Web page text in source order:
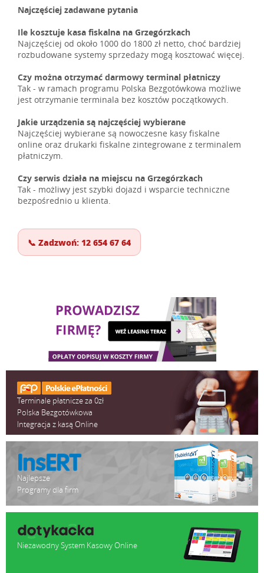
Najczęściej zadawane pytania
Ile kosztuje kasa fiskalna na Grzegórzkach
Najczęściej od około 1000 do 1800 zł netto, choć bardziej
rozbudowane systemy sprzedaży mogą kosztować więcej.
Czy można otrzymać darmowy terminal płatniczy
Tak - w ramach programu Polska Bezgotówkowa możliwe
jest otrzymanie terminala bez kosztów początkowych.
Jakie urządzenia są najczęściej wybierane
Najczęściej wybierane są nowoczesne kasy fiskalne
online oraz drukarki fiskalne zintegrowane z terminalem
płatniczym.
Czy serwis działa na miejscu na Grzegórzkach
Tak - możliwy jest szybki dojazd i wsparcie techniczne
bezpośrednio u klienta.
📞 Zadzwoń: 12 654 67 64
Terminale płatnicze za 0zł
Polska Bezgotówkowa
Integracja z kasą Online
Najlepsze
Programy dla firm
Niezawodny System Kasowy Online